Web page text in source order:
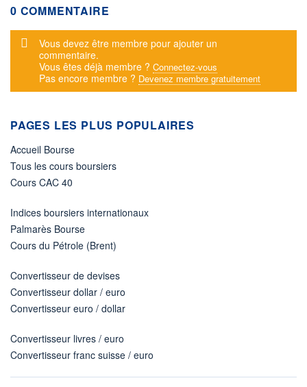
0 COMMENTAIRE
Message d'alerte
Vous devez être membre pour ajouter un
commentaire.
Vous êtes déjà membre ? Connectez-vous
Pas encore membre ? Devenez membre gratuitement
PAGES LES PLUS POPULAIRES
Accueil Bourse
Tous les cours boursiers
Cours CAC 40
Indices boursiers internationaux
Palmarès Bourse
Cours du Pétrole (Brent)
Convertisseur de devises
Convertisseur dollar / euro
Convertisseur euro / dollar
Convertisseur livres / euro
Convertisseur franc suisse / euro